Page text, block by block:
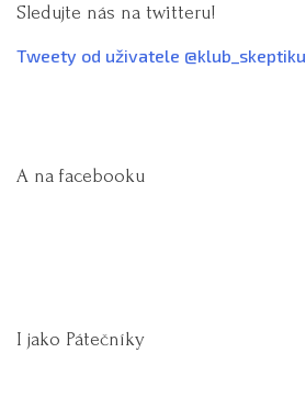
Sledujte nás na twitteru!
Tweety od uživatele @klub_skeptiku
A na facebooku
I jako Pátečníky